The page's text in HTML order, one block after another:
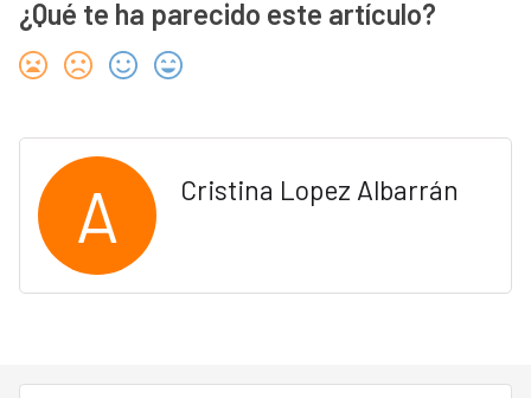
¿Qué te ha parecido este artículo?
A Cristina Lopez Albarrán